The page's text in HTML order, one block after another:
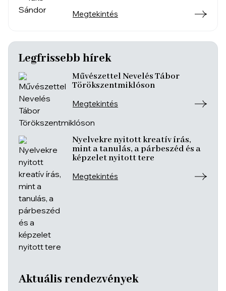
Megtekintés
Legfrissebb hírek
Művészettel Nevelés Tábor
Törökszentmiklóson
Megtekintés
Nyelvekre nyitott kreatív írás,
mint a tanulás, a párbeszéd és a
képzelet nyitott tere
Megtekintés
Aktuális rendezvények